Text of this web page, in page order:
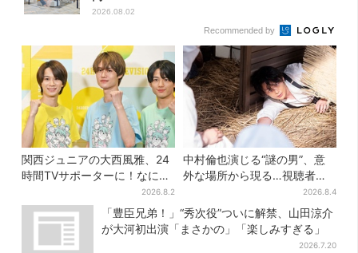
2026.08.02
Recommended by
関西ジュニアの大西風雅、24
時間TVサポーターに！なにわ
男子・藤原丈一郎からの応援
メッセージを告白
2026.8.2
中村倫也演じる“謎の男”、意
外な場所から現る…視聴者歓
喜「こんな登場シーンとは」
2026.8.4
「豊臣兄弟！」“秀次役”ついに解禁、山田涼介
が大河初出演「まさかの」「楽しみすぎる」
2026.7.20